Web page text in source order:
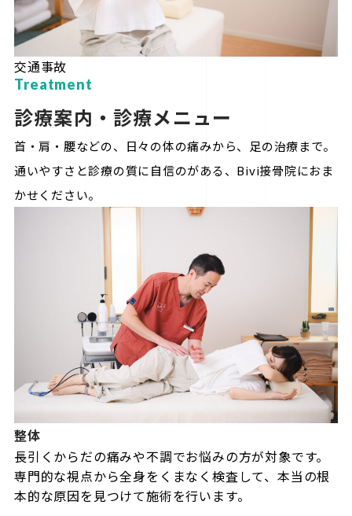
交通事故
Treatment
診療案内・診療メニュー
首・肩・腰などの、日々の体の痛みから、足の治療まで。
通いやすさと診療の質に自信のがある、Bivi接骨院におま
かせください。
整体
長引くからだの痛みや不調でお悩みの方が対象です。
専門的な視点から全身をくまなく検査して、本当の根
本的な原因を見つけて施術を行います。